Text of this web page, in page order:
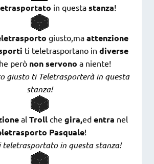
in questa stanza!
giusto,ma attenzione
ti teletrasportano in diverse
però non servono a niente!
giusto ti Teletrasporterà in questa
stanza!
al Troll che gira,ed entra nel
Pasquale!
teletrasportato in questa stanza!